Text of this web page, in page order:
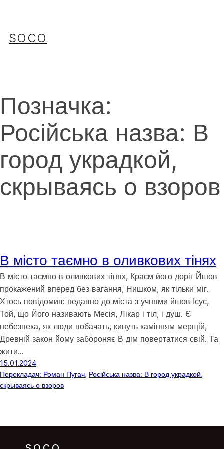
SOCO
Позначка:
Російська назва: В
город украдкой,
скрываясь о взоров
В місто таємно в оливкових тінях
В місто таємно в оливкових тінях, Краєм його доріг Йшов
прокажений вперед без вагання, Нишком, як тільки міг.
Хтось повідомив: недавно до міста з учнями йшов Ісус,
Той, що Його називають Месія, Лікар і тіл, і душ. Є
небезпека, як люди побачать, кинуть камінням мерщій,
Древній закон йому забороняє В дім повертатися свій. Та
жити…
15.01.2024
Перекладач: Роман Пугач Російська назва: В город украдкой,
скрываясь о взоров